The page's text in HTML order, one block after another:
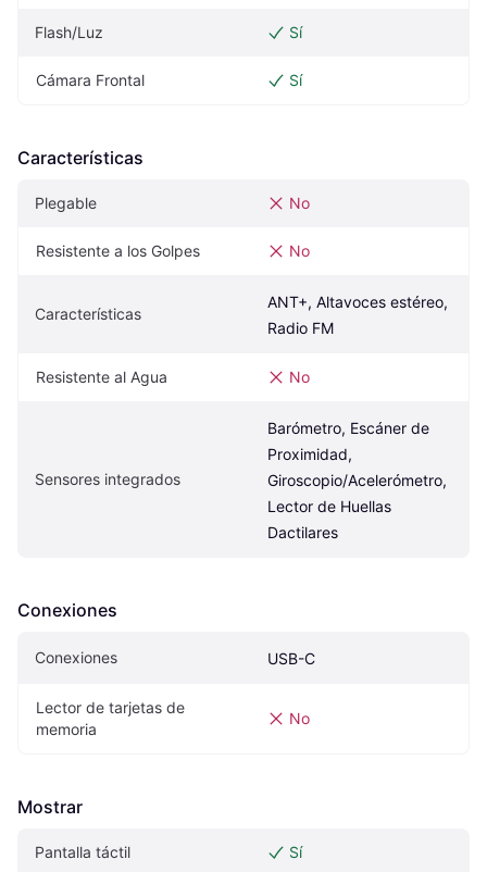
Flash/Luz Sí
Cámara Frontal Sí
Características
Plegable No
Resistente a los Golpes No
Características
ANT+, Altavoces estéreo,
Radio FM
Resistente al Agua No
Sensores integrados
Barómetro, Escáner de
Proximidad,
Giroscopio/Acelerómetro,
Lector de Huellas
Dactilares
Conexiones
Conexiones USB-C
Lector de tarjetas de
memoria
No
Mostrar
Pantalla táctil Sí